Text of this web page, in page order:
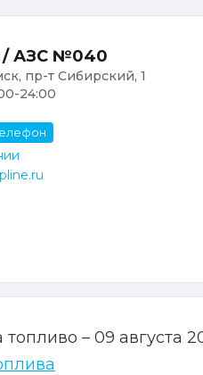
/ АЗС №040
пр-т Сибирский, 1
24:00
– 09 августа